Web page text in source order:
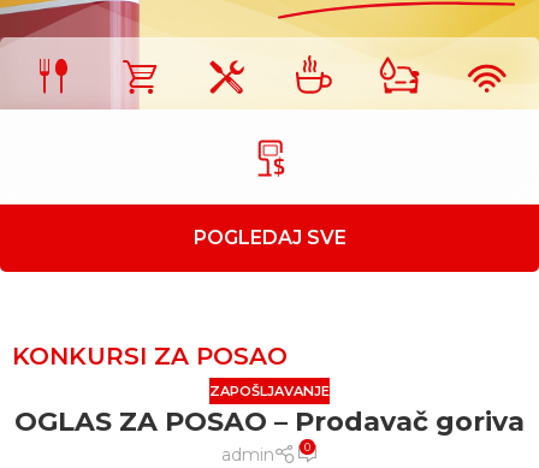
POGLEDAJ SVE
KONKURSI ZA POSAO
ZAPOŠLJAVANJE
OGLAS ZA POSAO – Prodavač goriva
admin 0